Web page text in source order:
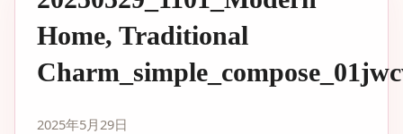
Home, Traditional
2025年5月29日